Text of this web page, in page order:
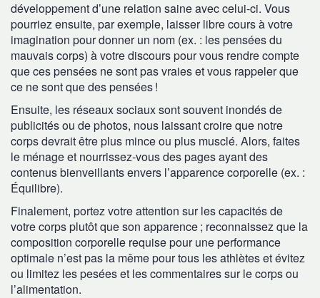
développement d’une relation saine avec celui-ci. Vous
pourriez ensuite, par exemple, laisser libre cours à votre
imagination pour donner un nom (ex. : les pensées du
mauvais corps) à votre discours pour vous rendre compte
que ces pensées ne sont pas vraies et vous rappeler que
ce ne sont que des pensées !
Ensuite, les réseaux sociaux sont souvent inondés de
publicités ou de photos, nous laissant croire que notre
corps devrait être plus mince ou plus musclé. Alors, faites
le ménage et nourrissez-vous des pages ayant des
contenus bienveillants envers l’apparence corporelle (ex. :
Équilibre).
Finalement, portez votre attention sur les capacités de
votre corps plutôt que son apparence ; reconnaissez que la
composition corporelle requise pour une performance
optimale n’est pas la même pour tous les athlètes et évitez
ou limitez les pesées et les commentaires sur le corps ou
l’alimentation.